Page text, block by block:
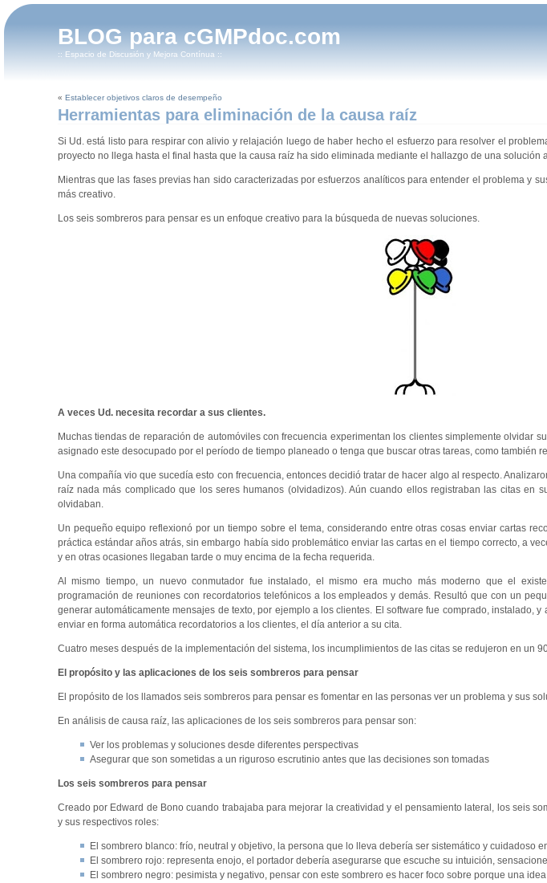
BLOG para cGMPdoc.com
:: Espacio de Discusión y Mejora Contínua ::
« Establecer objetivos claros de desempeño
Herramientas para eliminación de la causa raíz
Si Ud. está listo para respirar con alivio y relajación luego de haber hecho el esfuerzo para resolver el
proyecto no llega hasta el final hasta que la causa raíz ha sido eliminada mediante el hallazgo de una solución
Mientras que las fases previas han sido caracterizadas por esfuerzos analíticos para entender el problema y
más creativo.
Los seis sombreros para pensar es un enfoque creativo para la búsqueda de nuevas soluciones.
A veces Ud. necesita recordar a sus clientes.
Muchas tiendas de reparación de automóviles con frecuencia experimentan los clientes simplemente olvidar
asignado este desocupado por el período de tiempo planeado o tenga que buscar otras tareas, como también
Una compañía vio que sucedía esto con frecuencia, entonces decidió tratar de hacer algo al respecto.
raíz nada más complicado que los seres humanos (olvidadizos). Aún cuando ellos registraban las citas en
olvidaban.
Un pequeño equipo reflexionó por un tiempo sobre el tema, considerando entre otras cosas enviar cartas
práctica estándar años atrás, sin embargo había sido problemático enviar las cartas en el tiempo correcto, a
y en otras ocasiones llegaban tarde o muy encima de la fecha requerida.
Al mismo tiempo, un nuevo conmutador fue instalado, el mismo era mucho más moderno que el
programación de reuniones con recordatorios telefónicos a los empleados y demás. Resultó que con un
generar automáticamente mensajes de texto, por ejemplo a los clientes. El software fue comprado, instalado,
enviar en forma automática recordatorios a los clientes, el día anterior a su cita.
Cuatro meses después de la implementación del sistema, los incumplimientos de las citas se redujeron en un
El propósito y las aplicaciones de los seis sombreros para pensar
El propósito de los llamados seis sombreros para pensar es fomentar en las personas ver un problema y sus
En análisis de causa raíz, las aplicaciones de los seis sombreros para pensar son:
Ver los problemas y soluciones desde diferentes perspectivas
Asegurar que son sometidas a un riguroso escrutinio antes que las decisiones son tomadas
Los seis sombreros para pensar
Creado por Edward de Bono cuando trabajaba para mejorar la creatividad y el pensamiento lateral, los seis
y sus respectivos roles:
El sombrero blanco: frío, neutral y objetivo, la persona que lo lleva debería ser sistemático y cuidadoso
El sombrero rojo: representa enojo, el portador debería asegurarse que escuche su intuición,
El sombrero negro: pesimista y negativo, pensar con este sombrero es hacer foco sobre porque una